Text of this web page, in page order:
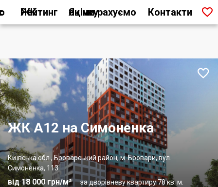
Рейтинг ЖК Як ми рахуємо оцінку Контакти 
ЖК А12 на Симоненка
Київська обл., Броварський район, м. Бровари, вул.
Симоненка, 113
за дворівневу квартиру 78 кв. м.
від 18 000 грн/м²
